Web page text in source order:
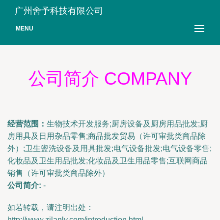
广州舍予科技有限公司
MENU
公司简介 COMPANY
经营范围： 生物技术开发服务;厨房设备及厨房用品批发;厨
房用具及日用杂品零售;商品批发贸易（许可审批类商品除
外）;卫生盥洗设备及用具批发;电气设备批发;电气设备零售;
化妆品及卫生用品批发;化妆品及卫生用品零售;互联网商品
销售（许可审批类商品除外）
公司简介: -
如若转载，请注明出处：